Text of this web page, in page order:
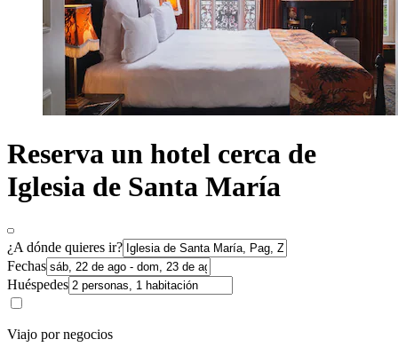
Reserva un hotel cerca de
Iglesia de Santa María
¿A dónde quieres ir?
Fechas
Huéspedes
Viajo por negocios